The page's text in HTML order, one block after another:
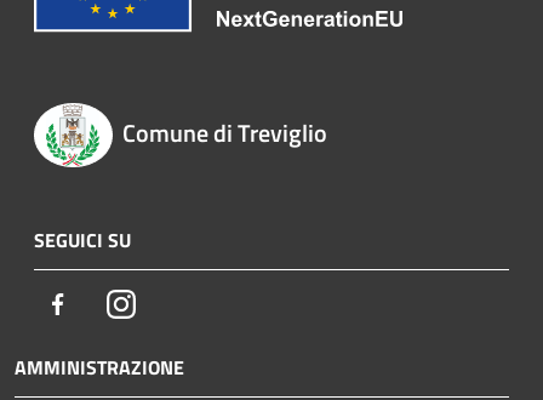
Comune di Treviglio
SEGUICI SU
FacebookInstagram
AMMINISTRAZIONE